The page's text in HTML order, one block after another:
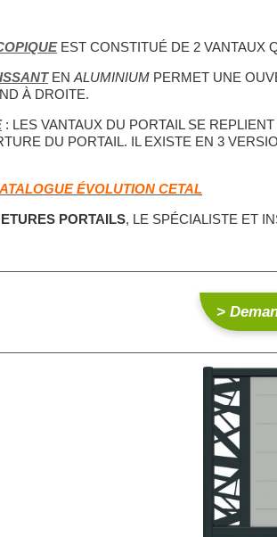
EST CONSTITUÉ DE 2 VANTAUX
EN ALUMINIUM PERMET UNE
À DROITE.
: LES VANTAUX DU PORTAIL SE
DU PORTAIL. IL EXISTE EN 3
ÉVOLUTION CETAL
PORTAILS, LE SPÉCIALISTE ET
>